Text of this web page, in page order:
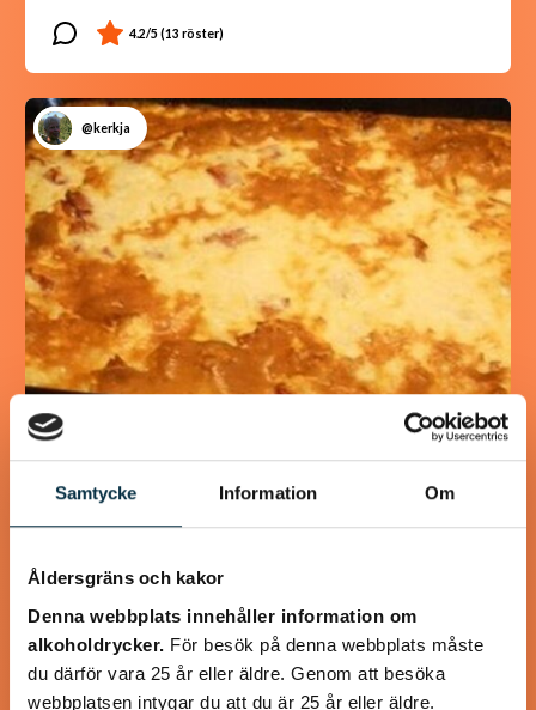
Samtycke Information Om
Åldersgräns och kakor
Denna webbplats innehåller information om
alkoholdrycker. För besök på denna webbplats måste
du därför vara 25 år eller äldre. Genom att besöka
webbplatsen intygar du att du är 25 år eller äldre.
@kerkja
LCHF Fläskpannkaka
För dig som älskar pannkaka men inte använder mjöl
@koppargrytan